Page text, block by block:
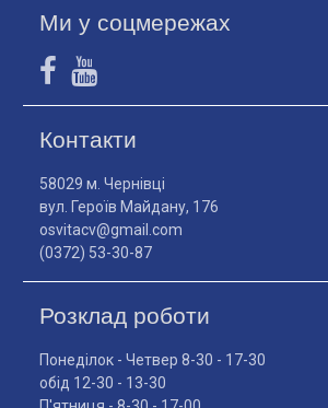
Ми у соцмережах
Контакти
58029 м. Чернівці
вул. Героїв Майдану, 176
osvitacv@gmail.com
(0372) 53-30-87
Розклад роботи
Понеділок - Четвер 8-30 - 17-30
обід 12-30 - 13-30